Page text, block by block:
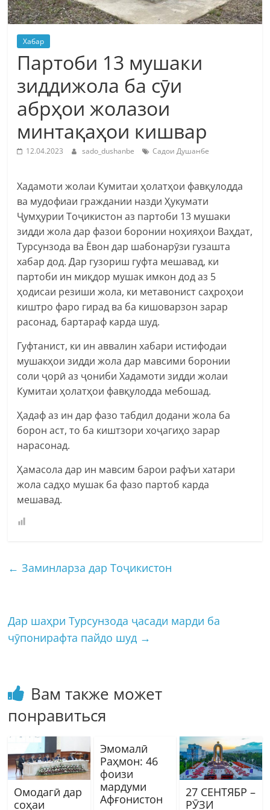
Хабар
Партоби 13 мушаки
зиддижола ба сӯи
абрҳои жолазои
минтақаҳои кишвар
12.04.2023 sado_dushanbe Садои Душанбе
Хадамоти жолаи Кумитаи ҳолатҳои фавқулодда
ва мудофиаи граждании назди Ҳукумати
Ҷумҳурии Тоҷикистон аз партоби 13 мушаки
зидди жола дар фазои боронии ноҳияҳои Ваҳдат,
Турсунзода ва Ёвон дар шабонарӯзи гузашта
хабар дод. Дар гузориш гуфта мешавад, ки
партоби ин миқдор мушак имкон дод аз 5
ҳодисаи резиши жола, ки метавонист саҳроҳои
киштро фаро гирад ва ба кишоварзон зарар
расонад, бартараф карда шуд.
Гуфтанист, ки ин аввалин хабари истифодаи
мушакҳои зидди жола дар мавсими боронии
соли ҷорӣ аз ҷониби Хадамоти зидди жолаи
Кумитаи ҳолатҳои фавқулодда мебошад.
Ҳадаф аз ин дар фазо табдил додани жола ба
борон аст, то ба киштзори хоҷагиҳо зарар
нарасонад.
Ҳамасола дар ин мавсим барои рафъи хатари
жола садҳо мушак ба фазо партоб карда
мешавад.
← Заминларза дар Тоҷикистон
Дар шаҳри Турсунзода ҷасади марди ба
чӯпонирафта пайдо шуд →
Вам также может
понравиться
Омодагӣ дар
соҳаи
Эмомалӣ
Раҳмон: 46
фоизи
мардуми
Афғонистон
27 СЕНТЯБР –
РӮЗИ